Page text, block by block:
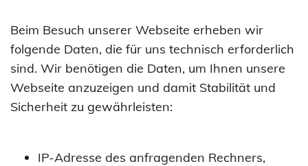
Beim Besuch unserer Webseite erheben wir
folgende Daten, die für uns technisch erforderlich
sind. Wir benötigen die Daten, um Ihnen unsere
Webseite anzuzeigen und damit Stabilität und
Sicherheit zu gewährleisten:
IP-Adresse des anfragenden Rechners,